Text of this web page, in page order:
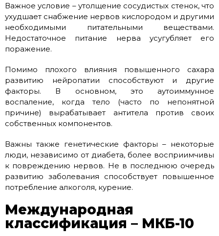
Важное условие – утолщение сосудистых стенок, что
ухудшает снабжение нервов кислородом и другими
необходимыми питательными веществами.
Недостаточное питание нерва усугубляет его
поражение.
Помимо плохого влияния повышенного сахара
развитию нейропатии способствуют и другие
факторы. В основном, это аутоиммунное
воспаление, когда тело (часто по непонятной
причине) вырабатывает антитела против своих
собственных компонентов.
Важны также генетические факторы – некоторые
люди, независимо от диабета, более восприимчивы
к повреждению нервов. Не в последнюю очередь
развитию заболевания способствует повышенное
потребление алкоголя, курение.
Международная
классификация – МКБ-10